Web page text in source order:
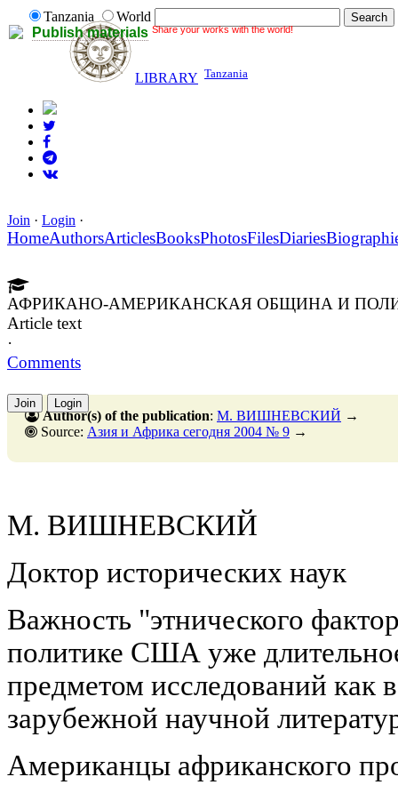
Publish materials Share your works with the world!
Tanzania World
LIBRARY Tanzania
Join · Login ·
HomeAuthorsArticlesBooksPhotosFilesDiaries
АФРИКАНО-АМЕРИКАНСКАЯ ОБЩИНА И
Article text
·
Comments
Join Login
Author(s) of the publication: М. ВИШНЕВСКИЙ →
Source: Азия и Африка сегодня 2004 № 9 →
М. ВИШНЕВСКИЙ
Доктор исторических наук
Важность "этнического
политике США уже
предметом исследований как
зарубежной научной
Американцы африканского